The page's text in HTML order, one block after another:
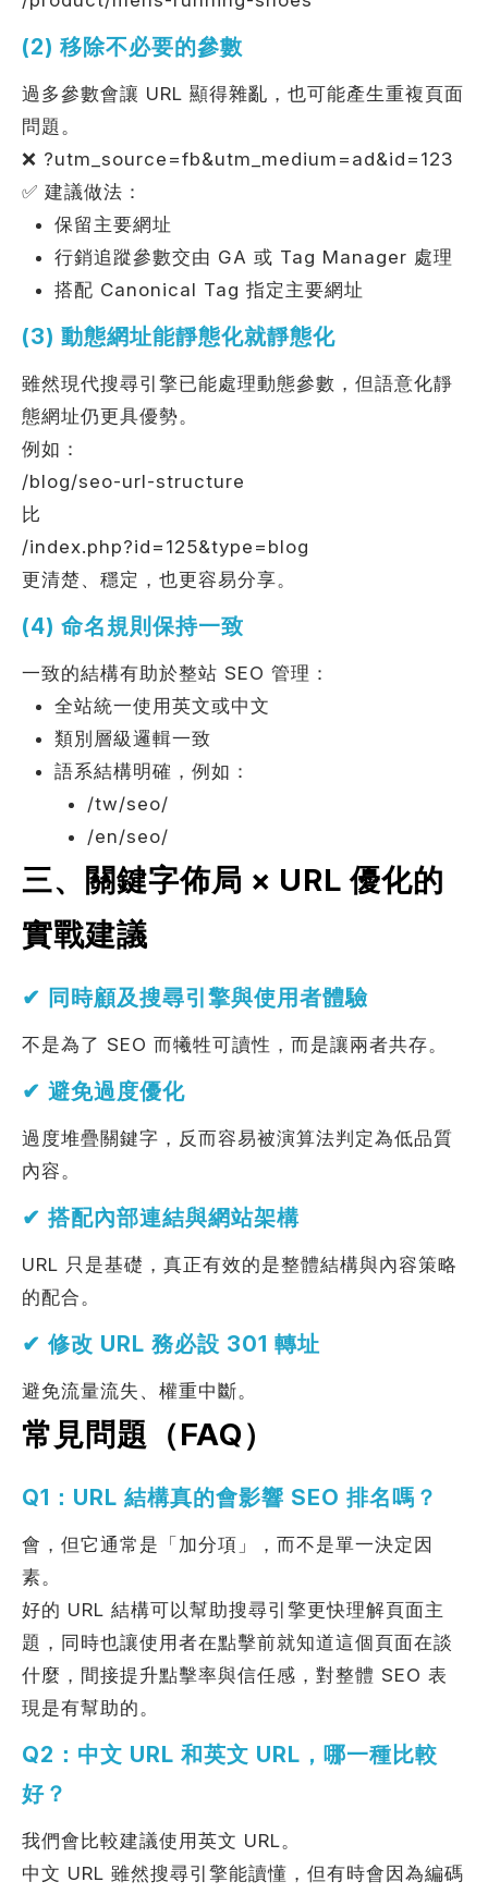
(2) 移除不必要的參數
過多參數會讓 URL 顯得雜亂，也可能產生重複頁面
問題。
❌ ?utm_source=fb&utm_medium=ad&id=123
✅ 建議做法：
保留主要網址
行銷追蹤參數交由 GA 或 Tag Manager 處理
搭配 Canonical Tag 指定主要網址
(3) 動態網址能靜態化就靜態化
雖然現代搜尋引擎已能處理動態參數，但語意化靜
態網址仍更具優勢。
例如：
/blog/seo-url-structure
比
/index.php?id=125&type=blog
更清楚、穩定，也更容易分享。
(4) 命名規則保持一致
一致的結構有助於整站 SEO 管理：
全站統一使用英文或中文
類別層級邏輯一致
語系結構明確，例如：
/tw/seo/
/en/seo/
三、關鍵字佈局 × URL 優化的
實戰建議
✔ 同時顧及搜尋引擎與使用者體驗
不是為了 SEO 而犧牲可讀性，而是讓兩者共存。
✔ 避免過度優化
過度堆疊關鍵字，反而容易被演算法判定為低品質
內容。
✔ 搭配內部連結與網站架構
URL 只是基礎，真正有效的是整體結構與內容策略
的配合。
✔ 修改 URL 務必設 301 轉址
避免流量流失、權重中斷。
常見問題（FAQ）
Q1：URL 結構真的會影響 SEO 排名嗎？
會，但它通常是「加分項」，而不是單一決定因
素。
好的 URL 結構可以幫助搜尋引擎更快理解頁面主
題，同時也讓使用者在點擊前就知道這個頁面在談
什麼，間接提升點擊率與信任感，對整體 SEO 表
現是有幫助的。
Q2：中文 URL 和英文 URL，哪一種比較
好？
我們會比較建議使用英文 URL。
中文 URL 雖然搜尋引擎能讀懂，但有時會因為編碼